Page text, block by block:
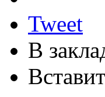
Tweet
В